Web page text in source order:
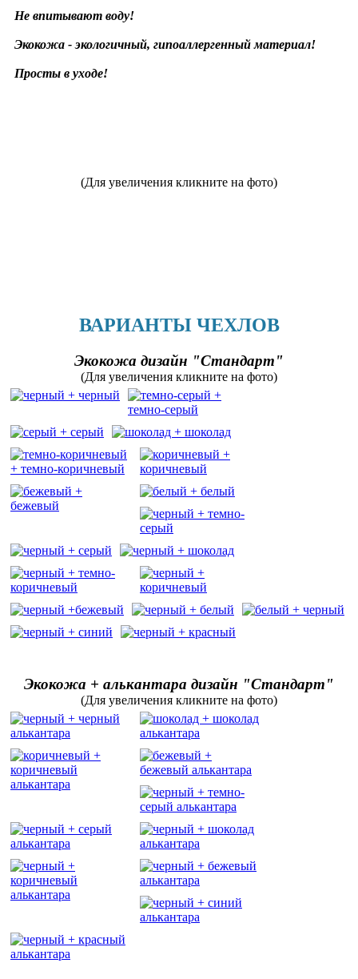
Не впитывают воду!
Экокожа - экологичный, гипоаллергенный материал!
Просты в уходе!
(Для увеличения кликните на фото)
ВАРИАНТЫ ЧЕХЛОВ
Экокожа дизайн "Стандарт"
(Для увеличения кликните на фото)
Экокожа + алькантара дизайн "Стандарт"
(Для увеличения кликните на фото)